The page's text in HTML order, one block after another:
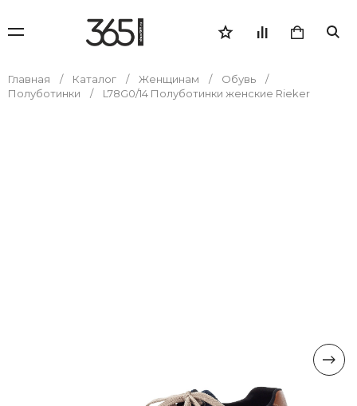
Главная Каталог Женщинам
Обувь
Полуботинки
L78G0/14 Полуботинки женские Rieker